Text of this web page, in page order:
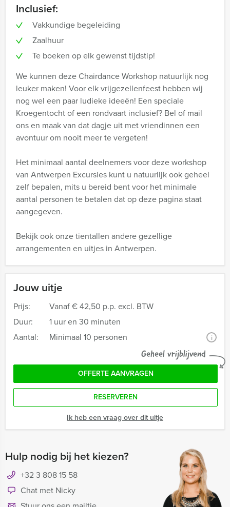
Jouw uitje
Prijs: Vanaf€ 42,50 p.p. excl. BTW
Duur:
1 uur en 30 minuten
Aantal:
Minimaal 10 personen i
Geheel vrijblijvend
OFFERTE AANVRAGEN
RESERVEREN
Ik heb een vraag over dit uitje
Hulp nodig bij het kiezen?
+32 3 808 15 58
Chat met Nicky
Inclusief:
Vakkundige begeleiding
Zaalhuur
Te boeken op elk gewenst tijdstip!
We kunnen deze Chairdance Workshop natuurlijk nog
leuker maken! Voor elk vrijgezellenfeest hebben wij
nog wel een paar ludieke ideeën! Een speciale
Kroegentocht of een rondvaart inclusief? Bel of mail
ons en maak van dat dagje uit met vriendinnen een
avontuur om nooit meer te vergeten!
Het minimaal aantal deelnemers voor deze workshop
van Antwerpen Excursies kunt u natuurlijk ook geheel
zelf bepalen, mits u bereid bent voor het minimale
aantal personen te betalen dat op deze pagina staat
aangegeven.
Bekijk ook onze tientallen andere gezellige
arrangementen en uitjes in Antwerpen.